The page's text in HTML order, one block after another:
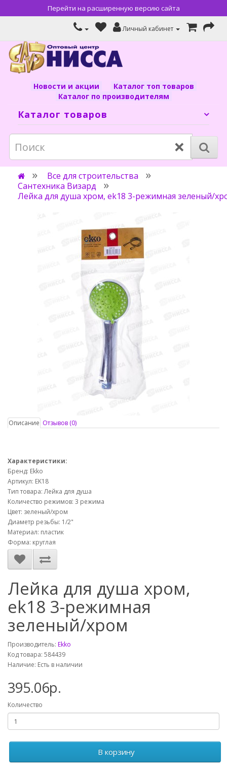
Перейти на расширенную версию сайта
Личный кабинет
Новости и акции
Каталог топ товаров
Каталог по производителям
Каталог товаров
×
Все для строительства
Сантехника Визард
Лейка для душа хром, ek18 3-режимная зеленый/
Описание Отзывов (0)
Характеристики:
Бренд: Ekko
Артикул: EK18
Тип товара: Лейка для душа
Количество режимов: 3 режима
Цвет: зеленый/хром
Диаметр резьбы: 1/2"
Материал: пластик
Форма: круглая
Лейка для душа хром,
ek18 3-режимная
зеленый/хром
Производитель: Ekko
Код товара: 584439
Наличие: Есть в наличии
395.06р.
Количество
В корзину